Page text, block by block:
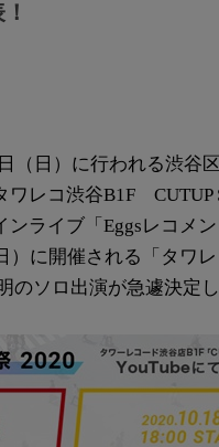
（日）に行われる渋谷
ワレコ渋谷B1F CUTUP
ンライブ「Eggsレコメ
）に開催される「タワ
のソロ出演が急遽決定